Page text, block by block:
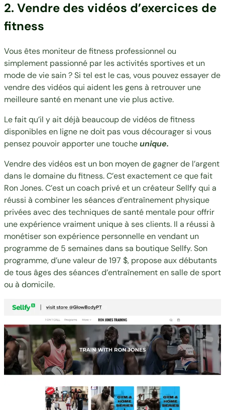
2. Vendre des vidéos d’exercices de
fitness
Vous êtes moniteur de fitness professionnel ou
simplement passionné par les activités sportives et un
mode de vie sain ? Si tel est le cas, vous pouvez essayer de
vendre des vidéos qui aident les gens à retrouver une
meilleure santé en menant une vie plus active.
Le fait qu’il y ait déjà beaucoup de vidéos de fitness
disponibles en ligne ne doit pas vous décourager si vous
pensez pouvoir apporter une toucheunique.
Vendre des vidéos est un bon moyen de gagner de l’argent
dans le domaine du fitness. C’est exactement ce que fait
Ron Jones. C’est un coach privé et un créateur Sellfy qui a
réussi à combiner les séances d’entraînement physique
privées avec des techniques de santé mentale pour offrir
une expérience vraiment unique à ses clients. Il a réussi à
monétiser son expérience personnelle en vendant un
programme de 5 semaines dans sa boutique Sellfy. Son
programme, d’une valeur de 197 $, propose aux débutants
de tous âges des séances d’entraînement en salle de sport
ou à domicile.